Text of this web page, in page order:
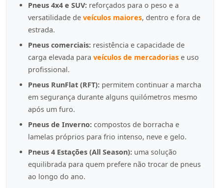
Pneus 4x4 e SUV: reforçados para o peso e a
versatilidade de veículos maiores, dentro e fora de
estrada.
Pneus comerciais: resistência e capacidade de
carga elevada para veículos de mercadorias e uso
profissional.
Pneus RunFlat (RFT): permitem continuar a marcha
em segurança durante alguns quilómetros mesmo
após um furo.
Pneus de Inverno: compostos de borracha e
lamelas próprios para frio intenso, neve e gelo.
Pneus 4 Estações (All Season): uma solução
equilibrada para quem prefere não trocar de pneus
ao longo do ano.